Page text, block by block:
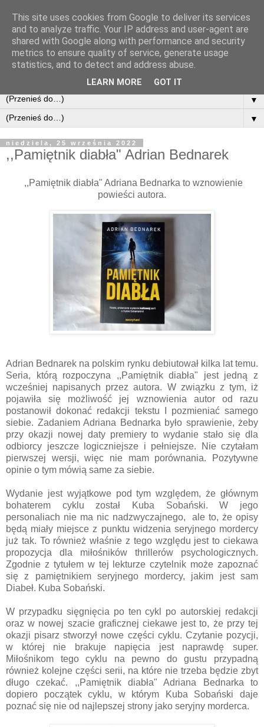
▼
▼
niedziela, 25 września 2022
,,Pamiętnik diabła" Adrian Bednarek
,,Pamiętnik diabła" Adriana Bednarka to wznowienie
powieści autora.
Adrian Bednarek na polskim rynku debiutował kilka lat temu.
Seria, którą rozpoczyna ,,Pamiętnik diabła" jest jedną z
wcześniej napisanych przez autora. W związku z tym, iż
pojawiła się możliwość jej wznowienia autor od razu
postanowił dokonać redakcji tekstu I pozmieniać samego
siebie. Zadaniem Adriana Bednarka było sprawienie, żeby
przy okazji nowej daty premiery to wydanie stało się dla
odbiorcy jeszcze logiczniejsze i pełniejsze. Nie czytałam
pierwszej wersji, więc nie mam porównania. Pozytywne
opinie o tym mówią same za siebie.
Wydanie jest wyjątkowe pod tym względem, że głównym
bohaterem cyklu został Kuba Sobański. W jego
personaliach nie ma nic nadzwyczajnego, ale to, że opisy
będą miały miejsce z punktu widzenia seryjnego mordercy
już tak. To również właśnie z tego względu jest to ciekawa
propozycja dla miłośników thrillerów psychologicznych.
Zgodnie z tytułem w tej lekturze czytelnik może zapoznać
się z pamiętnikiem seryjnego mordercy, jakim jest sam
Diabeł. Kuba Sobański.
W przypadku sięgnięcia po ten cykl po autorskiej redakcji
oraz w nowej szacie graficznej ciekawe jest to, że przy tej
okazji pisarz stworzył nowe części cyklu. Czytanie pozycji,
w której nie brakuje napięcia jest naprawdę super.
Miłośnikom tego cyklu na pewno do gustu przypadną
również kolejne części serii, na które nie trzeba będzie zbyt
długo czekać. ,,Pamiętnik diabła" Adriana Bednarka to
dopiero początek cyklu, w którym Kuba Sobański daje
poznać się nie od najlepszej strony jako seryjny morderca.
This site uses cookies from Google to deliver its services
and to analyze traffic. Your IP address and user-agent are
shared with Google along with performance and security
metrics to ensure quality of service, generate usage
statistics, and to detect and address abuse.
LEARN MORE GOT IT